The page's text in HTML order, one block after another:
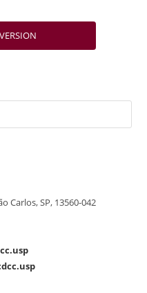
Carlos, SP, 13560-042